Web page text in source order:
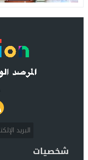
شخصيات